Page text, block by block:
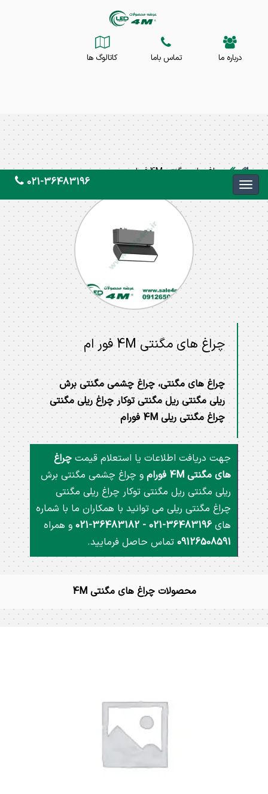
درباره ما تماس باما کاتالوگ ها
021-36483196
چراغ های مگنتی 4M فورام
چراغ های مگنتی 4M فور ام
چراغ های مگنتی، چراغ چشمی مگنتی برش
ریلی مگنتی ریل مگنتی توکار چراغ ریلی مگنتی
چراغ مگنتی ریلی 4M فورام
جهت دریافت اطلاعات یا استعلام قیمت چراغ
های مگنتی 4M فورام
و چراغ چشمی مگنتی برش
ریلی مگنتی ریل مگنتی توکار چراغ ریلی مگنتی
چراغ مگنتی ریلی می توانید با همکاران ما با شماره
های 021-36483196 - 021-36483182
و همراه
09126508591 تماس حاصل فرمایید.
محصولات چراغ های مگنتی 4M